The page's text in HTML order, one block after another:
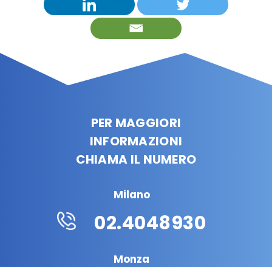
PER MAGGIORI
INFORMAZIONI
CHIAMA IL NUMERO
Milano
02.4048930
Monza